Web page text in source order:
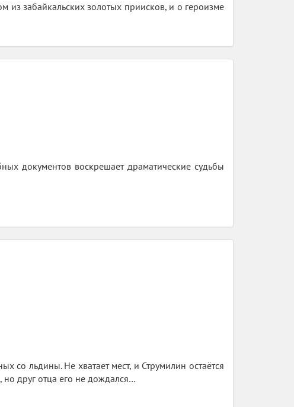
из забайкальских золотых приисков, и о героизме
документов воскрешает драматические судьбы
со льдины. Не хватает мест, и Струмилин остаётся
но друг отца его не дождался…